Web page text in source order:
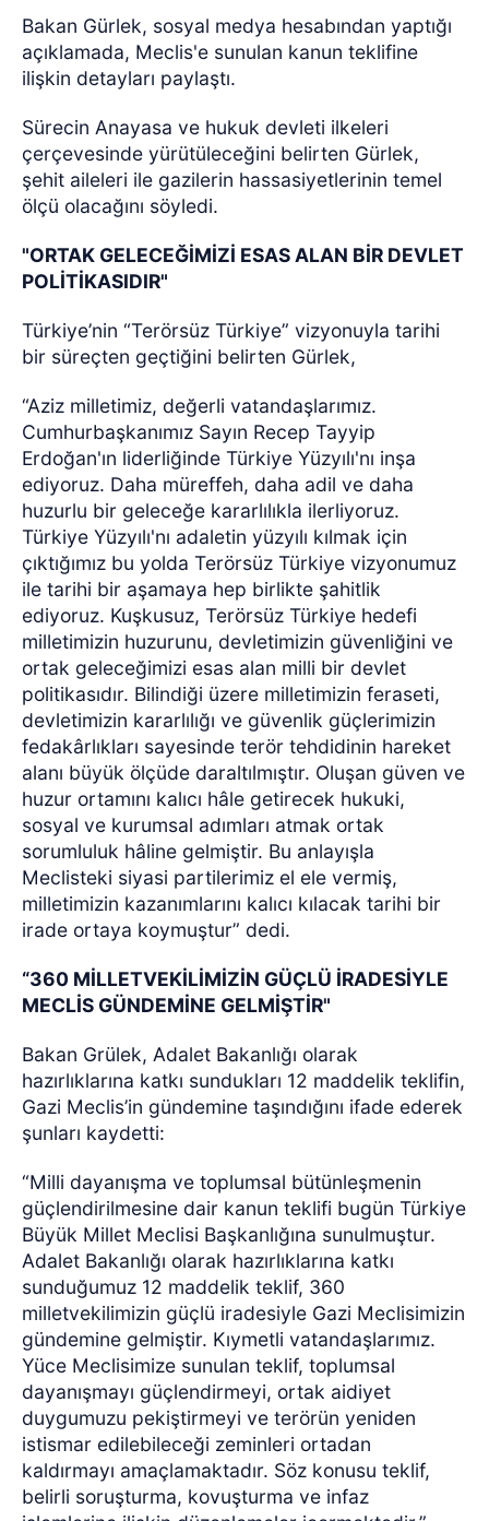
Bakan Gürlek, sosyal medya hesabından yaptığı
açıklamada, Meclis'e sunulan kanun teklifine
ilişkin detayları paylaştı.
Sürecin Anayasa ve hukuk devleti ilkeleri
çerçevesinde yürütüleceğini belirten Gürlek,
şehit aileleri ile gazilerin hassasiyetlerinin temel
ölçü olacağını söyledi.
"ORTAK GELECEĞİMİZİ ESAS ALAN BİR DEVLET
POLİTİKASIDIR"
Türkiye’nin “Terörsüz Türkiye” vizyonuyla tarihi
bir süreçten geçtiğini belirten Gürlek,
“Aziz milletimiz, değerli vatandaşlarımız.
Cumhurbaşkanımız Sayın Recep Tayyip
Erdoğan'ın liderliğinde Türkiye Yüzyılı'nı inşa
ediyoruz. Daha müreffeh, daha adil ve daha
huzurlu bir geleceğe kararlılıkla ilerliyoruz.
Türkiye Yüzyılı'nı adaletin yüzyılı kılmak için
çıktığımız bu yolda Terörsüz Türkiye vizyonumuz
ile tarihi bir aşamaya hep birlikte şahitlik
ediyoruz. Kuşkusuz, Terörsüz Türkiye hedefi
milletimizin huzurunu, devletimizin güvenliğini ve
ortak geleceğimizi esas alan milli bir devlet
politikasıdır. Bilindiği üzere milletimizin feraseti,
devletimizin kararlılığı ve güvenlik güçlerimizin
fedakârlıkları sayesinde terör tehdidinin hareket
alanı büyük ölçüde daraltılmıştır. Oluşan güven ve
huzur ortamını kalıcı hâle getirecek hukuki,
sosyal ve kurumsal adımları atmak ortak
sorumluluk hâline gelmiştir. Bu anlayışla
Meclisteki siyasi partilerimiz el ele vermiş,
milletimizin kazanımlarını kalıcı kılacak tarihi bir
irade ortaya koymuştur” dedi.
“360 MİLLETVEKİLİMİZİN GÜÇLÜ İRADESİYLE
MECLİS GÜNDEMİNE GELMİŞTİR"
Bakan Grülek, Adalet Bakanlığı olarak
hazırlıklarına katkı sundukları 12 maddelik teklifin,
Gazi Meclis’in gündemine taşındığını ifade ederek
şunları kaydetti:
“Milli dayanışma ve toplumsal bütünleşmenin
güçlendirilmesine dair kanun teklifi bugün Türkiye
Büyük Millet Meclisi Başkanlığına sunulmuştur.
Adalet Bakanlığı olarak hazırlıklarına katkı
sunduğumuz 12 maddelik teklif, 360
milletvekilimizin güçlü iradesiyle Gazi Meclisimizin
gündemine gelmiştir. Kıymetli vatandaşlarımız.
Yüce Meclisimize sunulan teklif, toplumsal
dayanışmayı güçlendirmeyi, ortak aidiyet
duygumuzu pekiştirmeyi ve terörün yeniden
istismar edilebileceği zeminleri ortadan
kaldırmayı amaçlamaktadır. Söz konusu teklif,
belirli soruşturma, kovuşturma ve infaz